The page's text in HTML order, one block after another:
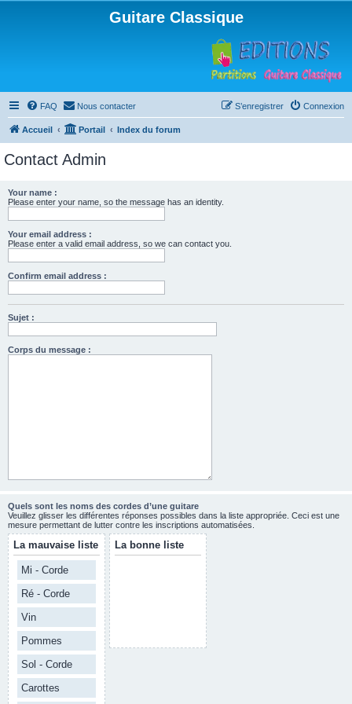
Guitare Classique
FAQ Nous contacter Connexion
S’enregistrer
Accueil Portail Index du forum
Contact Admin
Your name :
Please enter your name, so the message has an identity.
Your email address :
Please enter a valid email address, so we can contact you.
Confirm email address :
Sujet :
Corps du message :
Quels sont les noms des cordes d’une guitare
Veuillez glisser les différentes réponses possibles dans la liste appropriée. Ceci est une
mesure permettant de lutter contre les inscriptions automatisées.
La mauvaise liste
Mi - Corde
Ré - Corde
Vin
Pommes
Sol - Corde
Carottes
La bonne liste